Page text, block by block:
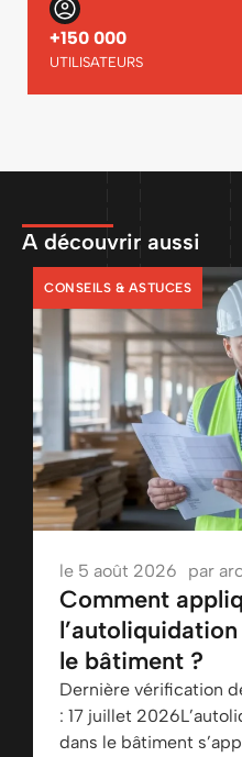
+150 000
UTILISATEURS
A découvrir aussi
CONSEILS & ASTUCES
le 5 août 2026 par
Comment
le bâtiment ?
Dernière vérification
: 17 juillet
dans le bâtiment